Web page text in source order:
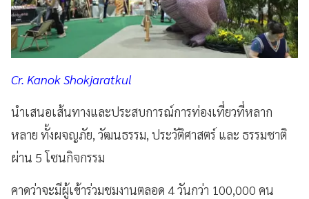
Cr. Kanok Shokjaratkul
นำเสนอเส้นทางและประสบการณ์การท่องเที่ยวที่หลาก
หลาย ทั้งผจญภัย, วัฒนธรรม, ประวัติศาสตร์ และ ธรรมชาติ
ผ่าน 5 โซนกิจกรรม
คาดว่าจะมีผู้เข้าร่วมชมงานตลอด 4 วันกว่า 100,000 คน